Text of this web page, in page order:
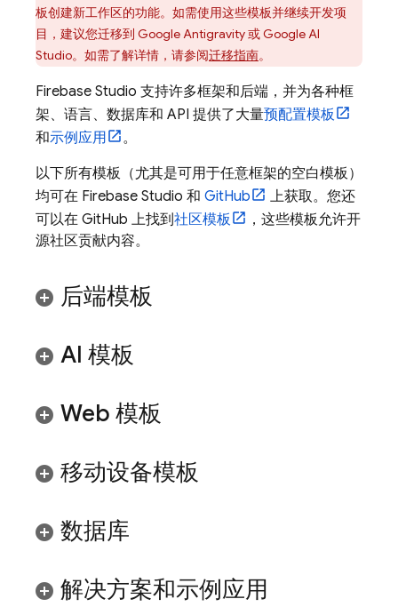
板创建新工作区的功能。如需使用这些模板并继续开发项
目，建议您迁移到 Google Antigravity或Google AI
Studio。如需了解详情，请参阅迁移指南。
Firebase Studio 支持许多框架和后端，并为各种框
架、语言、数据库和 API 提供了大量预配置模板
和示例应用
。
以下所有模板（尤其是可用于任意框架的空白模板）
均可在 Firebase Studio 和 GitHub
上获取。您还
可以在 GitHub 上找到社区模板
，这些模板允许开
源社区贡献内容。
后端模板
AI 模板
Web 模板
移动设备模板
数据库
解决方案和示例应用